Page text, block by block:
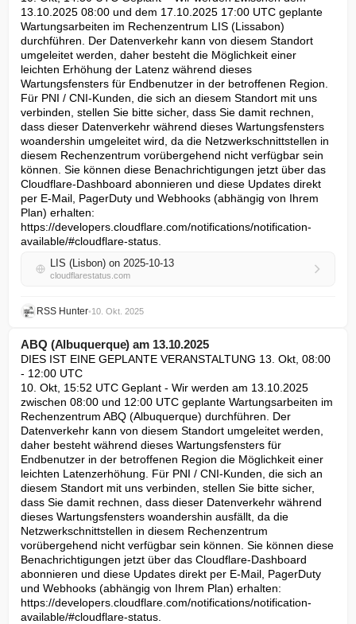
13.10.2025 08:00 und dem 17.10.2025 17:00 UTC geplante
Wartungsarbeiten im Rechenzentrum LIS (Lissabon)
durchführen. Der Datenverkehr kann von diesem Standort
umgeleitet werden, daher besteht die Möglichkeit einer
leichten Erhöhung der Latenz während dieses
Wartungsfensters für Endbenutzer in der betroffenen Region.
Für PNI / CNI-Kunden, die sich an diesem Standort mit uns
verbinden, stellen Sie bitte sicher, dass Sie damit rechnen,
dass dieser Datenverkehr während dieses Wartungsfensters
woandershin umgeleitet wird, da die Netzwerkschnittstellen in
diesem Rechenzentrum vorübergehend nicht verfügbar sein
können. Sie können diese Benachrichtigungen jetzt über das
Cloudflare-Dashboard abonnieren und diese Updates direkt
per E-Mail, PagerDuty und Webhooks (abhängig von Ihrem
Plan) erhalten:
https://developers.cloudflare.com/notifications/notification-
available/#cloudflare-status.
LIS (Lisbon) on 2025-10-13
cloudflarestatus.com
RSS Hunter•10. Okt. 2025
ABQ (Albuquerque) am 13.10.2025
DIES IST EINE GEPLANTE VERANSTALTUNG 13. Okt, 08:00
- 12:00 UTC
10. Okt, 15:52 UTC Geplant - Wir werden am 13.10.2025
zwischen 08:00 und 12:00 UTC geplante Wartungsarbeiten im
Rechenzentrum ABQ (Albuquerque) durchführen. Der
Datenverkehr kann von diesem Standort umgeleitet werden,
daher besteht während dieses Wartungsfensters für
Endbenutzer in der betroffenen Region die Möglichkeit einer
leichten Latenzerhöhung. Für PNI / CNI-Kunden, die sich an
diesem Standort mit uns verbinden, stellen Sie bitte sicher,
dass Sie damit rechnen, dass dieser Datenverkehr während
dieses Wartungsfensters woandershin ausfällt, da die
Netzwerkschnittstellen in diesem Rechenzentrum
vorübergehend nicht verfügbar sein können. Sie können diese
Benachrichtigungen jetzt über das Cloudflare-Dashboard
abonnieren und diese Updates direkt per E-Mail, PagerDuty
und Webhooks (abhängig von Ihrem Plan) erhalten:
https://developers.cloudflare.com/notifications/notification-
available/#cloudflare-status.